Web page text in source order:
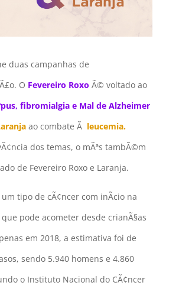
duas campanhas de
O Fevereiro Roxo Ã© voltado ao
fibromialgia e Mal de Alzheimer
ao combate Ã leucemia.
dos temas, o mÃªs tambÃ©m
de Fevereiro Roxo e Laranja.
tipo de cÃ¢ncer com inÃ­cio na
que pode acometer desde crianÃ§as
em 2018, a estimativa foi de
sendo 5.940 homens e 4.860
o Instituto Nacional do CÃ¢ncer